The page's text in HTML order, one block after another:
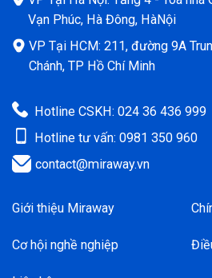
Vạn Phúc, Hà Đông, HàNội
VP Tại HCM: 211, đường 9A
Chánh, TP Hồ Chí Minh
Hotline CSKH: 024 36 436 999
Hotline tư vấn: 0981 350 960
contact@miraway.vn
Giới thiệu Miraway
Cơ hội nghề nghiệp